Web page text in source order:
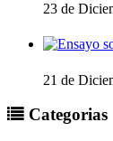
23 de
21 de
Categorias